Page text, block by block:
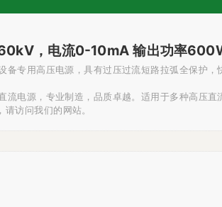
，电流0-10mA 输出功率
专用高压电源，具有过压过流短路拉弧全保护，
电源，专业制造，品质卓越。适用于多种高压直
访问我们的网站。